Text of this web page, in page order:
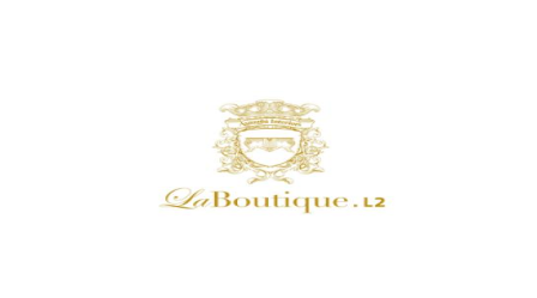
Вывоз упаковочного материала
очистка помещения от тары и упаковки
Гарантийная проверка
предмет повреждений и дефектов при